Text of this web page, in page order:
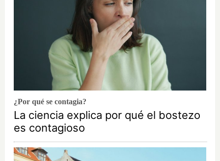
¿Por qué se contagia?
La ciencia explica por qué el bostezo
es contagioso